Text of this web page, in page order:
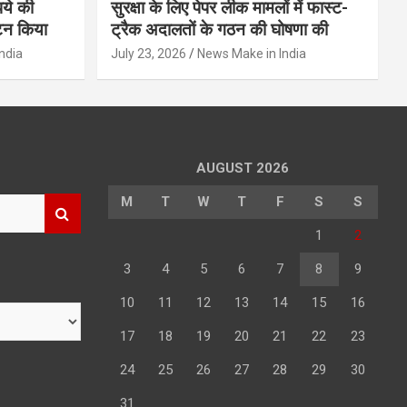
की
किया
सुरक्षा के लिए पेपर लीक मामलों में फास्ट-
ट्रैक अदालतों के गठन की घोषणा की
July 23, 2026 News Make in India
AUGUST 2026
M T W T F S S
1 2
3 4 5 6 7 8 9
10 11 12 13 14 15 16
17 18 19 20 21 22 23
24 25 26 27 28 29 30